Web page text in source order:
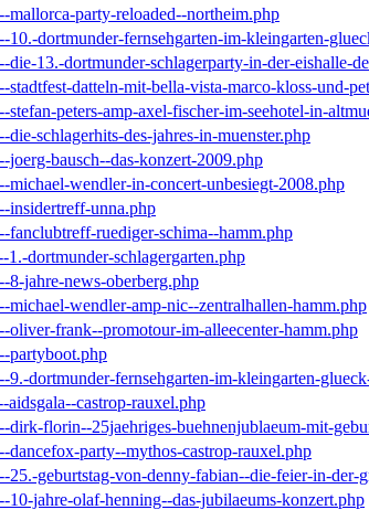
mallorca-party-reloaded--northeim.php
10.-dortmunder-fernsehgarten-im-kleingarten-
die-13.-dortmunder-schlagerparty-in-der-eishalle-
stadtfest-datteln-mit-bella-vista-marco-kloss-und-
stefan-peters-amp-axel-fischer-im-seehotel-in-
die-schlagerhits-des-jahres-in-muenster.php
joerg-bausch--das-konzert-2009.php
michael-wendler-in-concert-unbesiegt-2008.php
insidertreff-unna.php
fanclubtreff-ruediger-schima--hamm.php
1.-dortmunder-schlagergarten.php
8-jahre-news-oberberg.php
michael-wendler-amp-nic--zentralhallen-hamm.php
oliver-frank--promotour-im-alleecenter-hamm.php
partyboot.php
9.-dortmunder-fernsehgarten-im-kleingarten-
aidsgala--castrop-rauxel.php
dirk-florin--25jaehriges-buehnenjublaeum-mit-
dancefox-party--mythos-castrop-rauxel.php
25.-geburtstag-von-denny-fabian--die-feier-in-der-
10-jahre-olaf-henning--das-jubilaeums-konzert.php